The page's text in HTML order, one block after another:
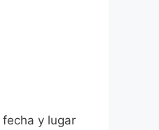
y lugar